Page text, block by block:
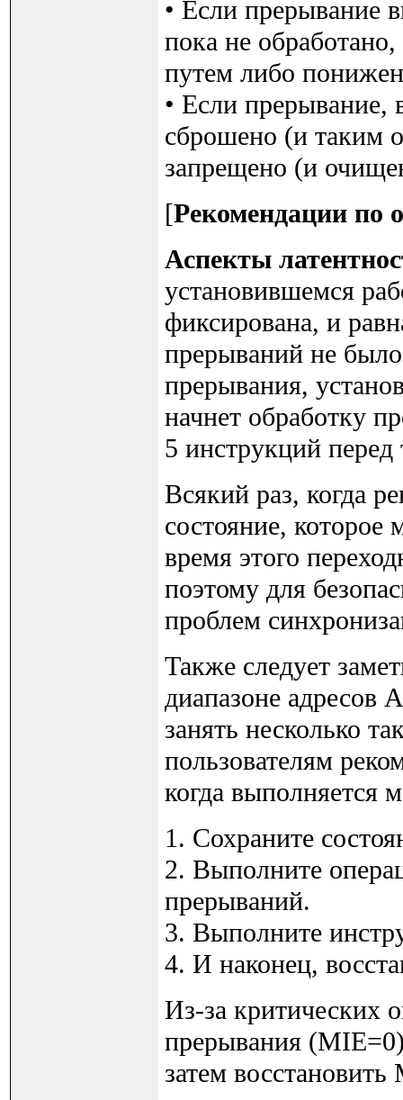
• Если прерывание
пока не
путем либо
• Если прерывание,
сброшено (и таким
запрещено (и
[Рекомендации по
Аспекты
установившемся
фиксирована, и
прерываний не
прерывания,
начнет обработку
5 инструкций перед
Всякий раз, когда
состояние, которое
время этого
поэтому для
проблем
Также следует
диапазоне адресов
занять несколько
пользователям
когда выполняется
1. Сохраните
2. Выполните
прерываний.
3. Выполните
4. И наконец,
Из-за критических
прерывания
затем